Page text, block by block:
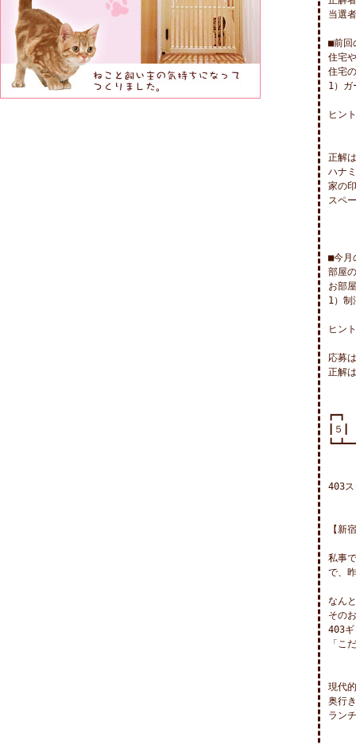
当選
■前回
住宅
住宅
1）ガ
ヒン
正解
ハナ
家の
スペ
■今月
部屋
お部
1）制
ヒン
応募
正解
┏━┓
┃５┃
403ス
【新
私事
で、
なん
その
403ギ
「こ
現代
奥行
ラン